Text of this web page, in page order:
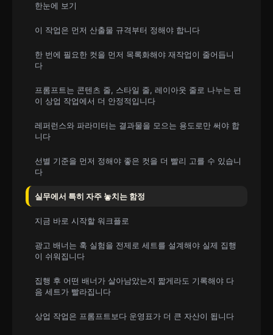
한눈에 보기
이 작업은 먼저 산출물 규격부터 정해야 합니다
한 번에 필요한 컷을 먼저 목록화해야 재작업이 줄어듭니
다
프롬프트는 콘텐츠 줄, 스타일 줄, 레이아웃 줄로 나누는 편
이 상업 작업에서 더 안정적입니다
레퍼런스와 파라미터는 결과물을 모으는 용도로만 써야 합
니다
선별 기준을 먼저 정해야 좋은 컷을 더 빨리 고를 수 있습니
다
실무에서 특히 자주 놓치는 함정
지금 바로 시작할 워크플로
광고 배너는 훅 실험을 전제로 세트를 설계해야 실제 집행
이 쉬워집니다
집행 후 어떤 배너가 살아남았는지 짧게라도 기록해야 다
음 세트가 빨라집니다
상업 작업은 프롬프트보다 운영표가 더 큰 자산이 됩니다